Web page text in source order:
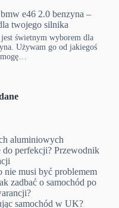
e46 2.0 benzyna –
twojego silnika
świetnym wyborem dla
Używam go od jakiegoś
mogę…
aluminiowych
do perfekcji? Przewodnik
nie musi być problemem
zadbać o samochód po
samochód w UK?